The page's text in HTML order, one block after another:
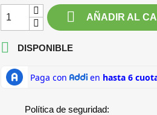
 AÑADIR AL
 DISPONIBLE
Política de seguridad: